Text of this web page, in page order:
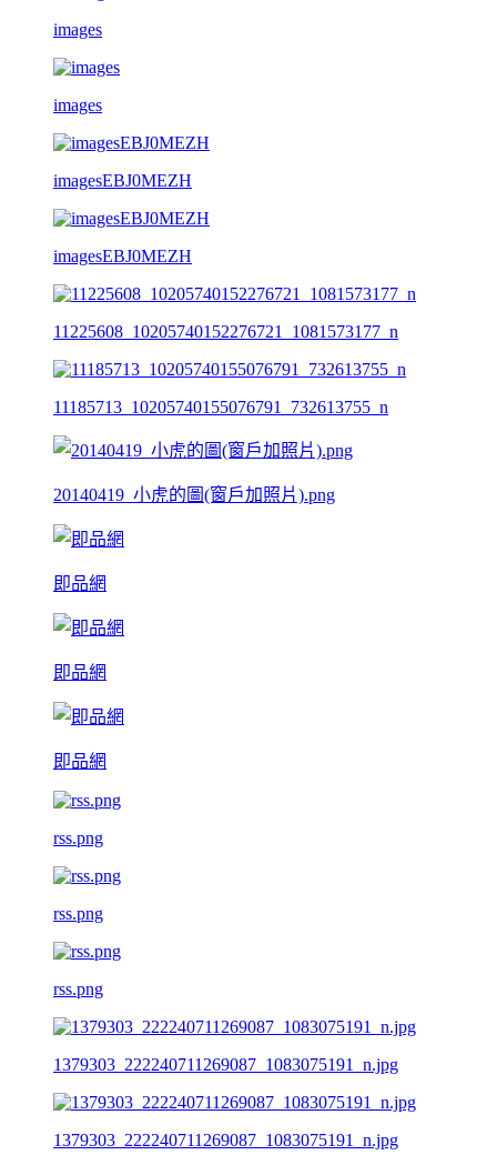
images
images
imagesEBJ0MEZH
imagesEBJ0MEZH
11225608_10205740152276721_1081573177_n
11185713_10205740155076791_732613755_n
20140419_小虎的圖(窗戶加照片).png
即品網
即品網
即品網
rss.png
rss.png
rss.png
1379303_222240711269087_1083075191_n.jpg
1379303_222240711269087_1083075191_n.jpg